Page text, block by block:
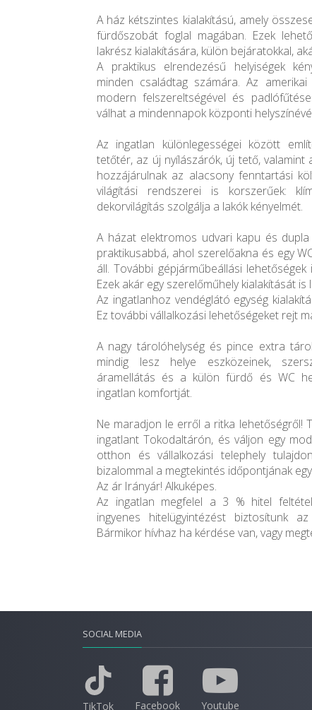
A ház kétszintes kialakítású, amely
fürdőszobát foglal magában. Ezek
lakrész kialakítására, külön bejáratokkal,
A praktikus elrendezésű helyiségek
minden családtag számára. Az
modern felszereltségével és
válhat a mindennapok központi
Az ingatlan különlegességei között
tetőtér, az új nyílászárók, új tető, valamint
hozzájárulnak az alacsony fenntartási
világítási rendszerei is korszerűek:
dekorvilágítás szolgálja a lakók kényelmét.
A házat elektromos udvari kapu és
praktikusabbá, ahol szerelőakna és egy
áll. További gépjárműbeállási
Ezek akár egy szerelőműhely kialakítását is
Az ingatlanhoz vendéglátó egység
Ez további vállalkozási lehetőségeket rejt
A nagy tárolóhelység és pince extra
mindig lesz helye eszközeinek,
áramellátás és a külön fürdő és WC
ingatlan komfortját.
Ne maradjon le erről a ritka lehetőségről!
ingatlant Tokodaltárón, és váljon egy
otthon és vállalkozási telephely
bizalommal a megtekintés időpontjának
Az ár Irányár! Alkuképes.
Az ingatlan megfelel a 3 % hitel
ingyenes hitelügyintézést biztosítunk
Bármikor hívhaz ha kérdése van, vagy
SOCIAL MEDIA
TikTok Facebook Youtube